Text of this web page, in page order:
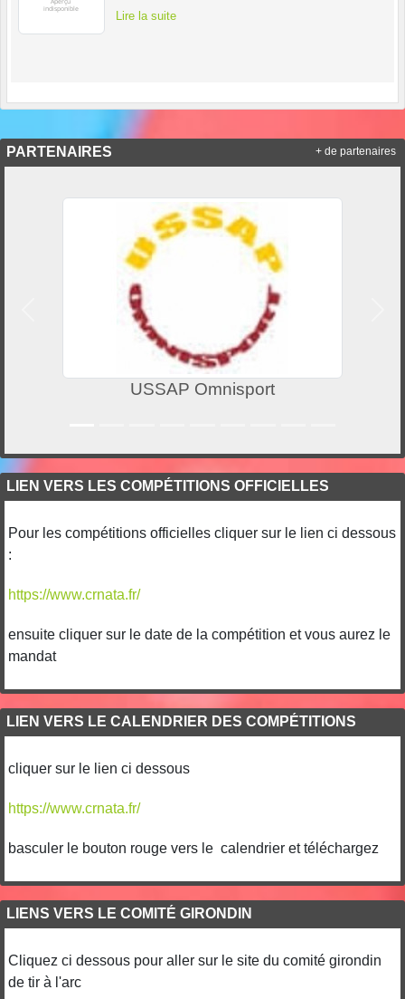
Lire la suite
PARTENAIRES
USSAP Omnisport
+ de partenaires
LIEN VERS LES COMPÉTITIONS OFFICIELLES
Pour les compétitions officielles cliquer sur le lien ci dessous
:
https://www.crnata.fr/
ensuite cliquer sur le date de la compétition et vous aurez le
mandat
LIEN VERS LE CALENDRIER DES COMPÉTITIONS
cliquer sur le lien ci dessous
https://www.crnata.fr/
basculer le bouton rouge vers le calendrier et téléchargez
LIENS VERS LE COMITÉ GIRONDIN
Cliquez ci dessous pour aller sur le site du comité girondin
de tir à l'arc